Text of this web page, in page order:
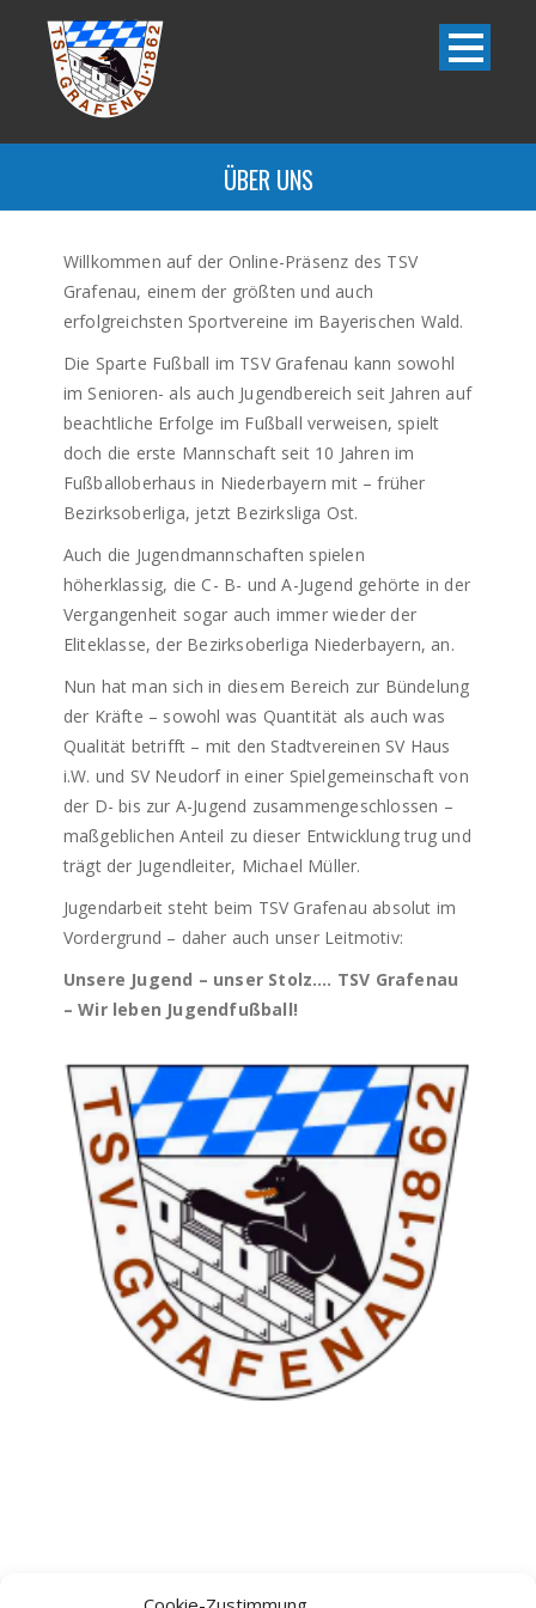
ÜBER UNS
Willkommen auf der Online-Präsenz des TSV
Grafenau, einem der größten und auch
erfolgreichsten Sportvereine im Bayerischen Wald.
Die Sparte Fußball im TSV Grafenau kann sowohl
im Senioren- als auch Jugendbereich seit Jahren auf
beachtliche Erfolge im Fußball verweisen, spielt
doch die erste Mannschaft seit 10 Jahren im
Fußballoberhaus in Niederbayern mit – früher
Bezirksoberliga, jetzt Bezirksliga Ost.
Auch die Jugendmannschaften spielen
höherklassig, die C- B- und A-Jugend gehörte in der
Vergangenheit sogar auch immer wieder der
Eliteklasse, der Bezirksoberliga Niederbayern, an.
Nun hat man sich in diesem Bereich zur Bündelung
der Kräfte – sowohl was Quantität als auch was
Qualität betrifft – mit den Stadtvereinen SV Haus
i.W. und SV Neudorf in einer Spielgemeinschaft von
der D- bis zur A-Jugend zusammengeschlossen –
maßgeblichen Anteil zu dieser Entwicklung trug und
trägt der Jugendleiter, Michael Müller.
Jugendarbeit steht beim TSV Grafenau absolut im
Vordergrund – daher auch unser Leitmotiv:
Unsere Jugend – unser Stolz…. TSV Grafenau
– Wir leben Jugendfußball!